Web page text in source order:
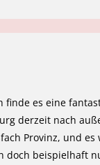
es eine
derzeit nach
Provinz, und es
doch beispielhaft